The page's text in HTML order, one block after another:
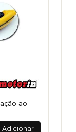
ao
Adicionar